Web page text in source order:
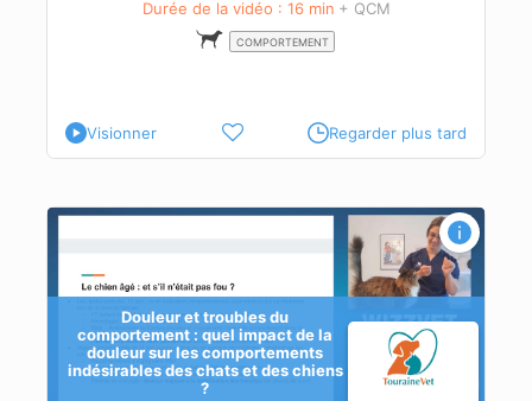
Durée de la vidéo : 16 min + QCM
COMPORTEMENT
Visionner Regarder plus tard
Douleur et troubles du
comportement : quel impact de la
douleur sur les comportements
indésirables des chats et des chiens
?